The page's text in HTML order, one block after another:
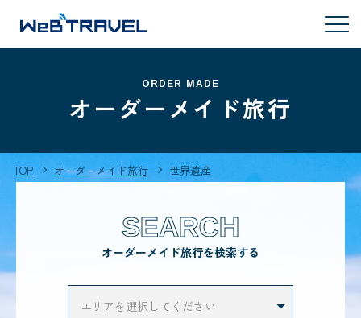
ORDER MADE
オーダーメイド旅行
TOP オーダーメイド旅行 世界遺産
SEARCH
オーダーメイド旅行を検索する